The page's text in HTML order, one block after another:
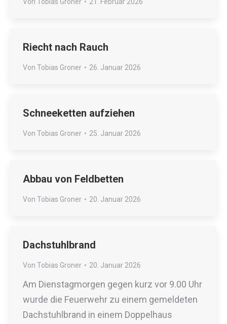
Riecht nach Rauch
Von Tobias Groner 26. Januar 2026
Schneeketten aufziehen
Von Tobias Groner 25. Januar 2026
Abbau von Feldbetten
Von Tobias Groner 20. Januar 2026
Dachstuhlbrand
Von Tobias Groner 20. Januar 2026
Am Dienstagmorgen gegen kurz vor 9.00 Uhr
wurde die Feuerwehr zu einem gemeldeten
Dachstuhlbrand in einem Doppelhaus